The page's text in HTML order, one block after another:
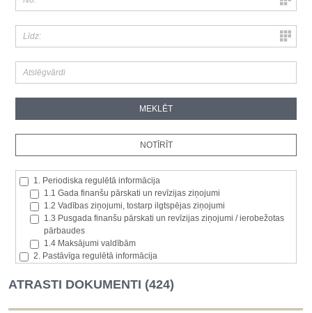
1. Periodiska regulētā informācija
1.1 Gada finanšu pārskati un revīzijas ziņojumi
1.2 Vadības ziņojumi, tostarp ilgtspējas ziņojumi
1.3 Pusgada finanšu pārskati un revīzijas ziņojumi / ierobežotas
pārbaudes
1.4 Maksājumi valdībām
2. Pastāvīga regulētā informācija
2.2. Iekšējā informācija
2.3. Paziņojumi par būtisku akciju paketi
2.4. Emitenta paša akciju iegāde vai atsavināšana
ATRASTI DOKUMENTI (424)